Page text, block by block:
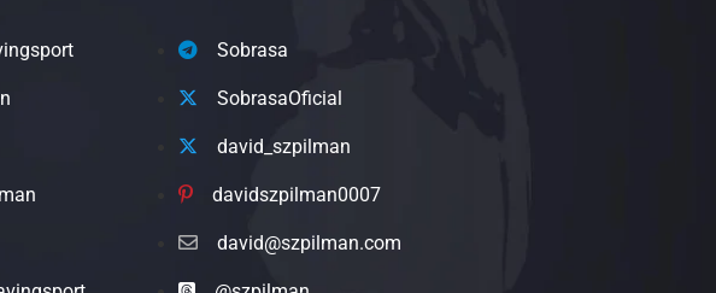
Sobrasa
SobrasaOficial
david_szpilman
davidszpilman0007
david@szpilman.com